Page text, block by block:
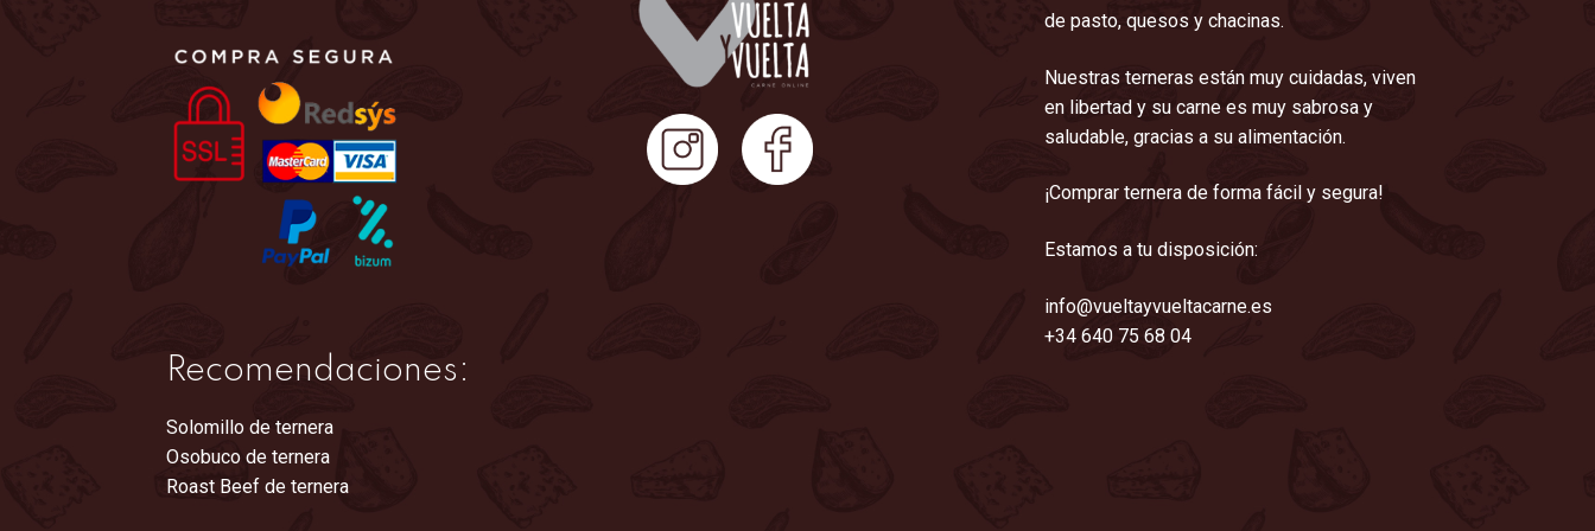
de
producto
Recomendaciones:
Solomillo de ternera
Osobuco de ternera
Roast Beef de ternera
de pasto, quesos y chacinas.
Nuestras terneras están muy cuidadas, viven
en libertad y su carne es muy sabrosa y
saludable, gracias a su alimentación.
¡Comprar ternera de forma fácil y segura!
Estamos a tu disposición:
info@vueltayvueltacarne.es
+34 640 75 68 04